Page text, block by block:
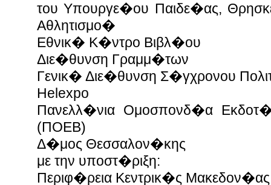
του Υπουργε�ου Παιδε�ας,
Αθλητισμο�
Εθνικ� Κ�ντρο Βιβλ�ου
Διε�θυνση Γραμμ�των
Γενικ� Διε�θυνση Σ�γχρονου
Helexpo
Πανελλ�νια Ομοσπονδ�α
(ΠΟΕΒ)
Δ�μος Θεσσαλον�κης
με την υποστ�ριξη:
Περιφ�ρεια Κεντρικ�ς Μακεδον�ας